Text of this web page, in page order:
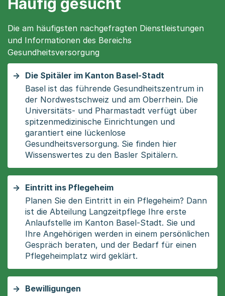
Die am häufigsten nachgefragten Dienstleistungen
und Informationen des Bereichs
Gesundheitsversorgung
Die Spitäler im Kanton Basel-Stadt
Basel ist das führende Gesundheitszentrum in
der Nordwestschweiz und am Oberrhein. Die
Universitäts- und Pharmastadt verfügt über
spitzenmedizinische Einrichtungen und
garantiert eine lückenlose
Gesundheitsversorgung. Sie finden hier
Wissenswertes zu den Basler Spitälern.
Eintritt ins Pflegeheim
Planen Sie den Eintritt in ein Pflegeheim? Dann
ist die Abteilung Langzeitpflege Ihre erste
Anlaufstelle im Kanton Basel-Stadt. Sie und
Ihre Angehörigen werden in einem persönlichen
Gespräch beraten, und der Bedarf für einen
Pflegeheimplatz wird geklärt.
Bewilligungen